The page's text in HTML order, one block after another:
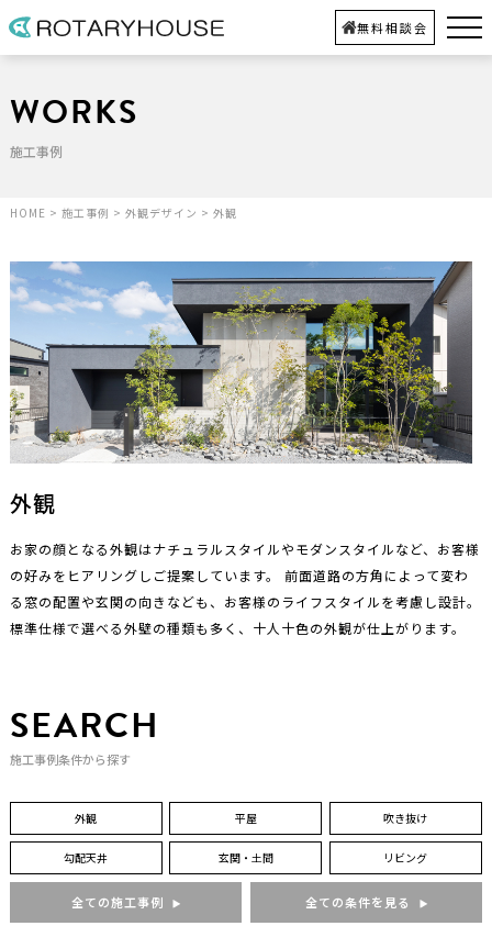
無料相談会
WORKS
施工事例
HOME > 施工事例 > 外観デザイン > 外観
外観
お家の顔となる外観はナチュラルスタイルやモダンスタイルなど、お客様
の好みをヒアリングしご提案しています。 前面道路の方角によって変わ
る窓の配置や玄関の向きなども、お客様のライフスタイルを考慮し設計。
標準仕様で選べる外壁の種類も多く、十人十色の外観が仕上がります。
SEARCH
施工事例条件から探す
外観 平屋 吹き抜け
勾配天井 玄関・土間 リビング
全ての施工事例 全ての条件を見る